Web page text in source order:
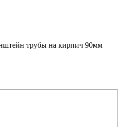
трубы на кирпич 90мм